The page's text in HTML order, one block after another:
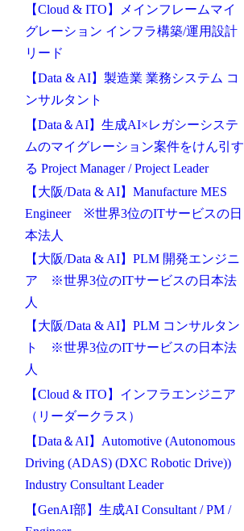
【Cloud & ITO】メインフレームマイ
グレーション インフラ構築/運用設計
リード
【Data & AI】製造業 業務システム コ
ンサルタント
【Data＆AI】生成AI×レガシーシステ
ムのマイグレーション案件をけん引す
る Project Manager / Project Leader
【大阪/Data & AI】Manufacture MES
Engineer ※世界3位のITサービスの日
本法人
【大阪/Data & AI】PLM 開発エンジニ
ア ※世界3位のITサービスの日本法
人
【大阪/Data & AI】PLM コンサルタン
ト ※世界3位のITサービスの日本法
人
【Cloud & ITO】インフラエンジニア
（リーダークラス）
【Data＆AI】Automotive (Autonomous
Driving (ADAS) (DXC Robotic Drive))
Industry Consultant Leader
【GenAI部】生成AI Consultant / PM /